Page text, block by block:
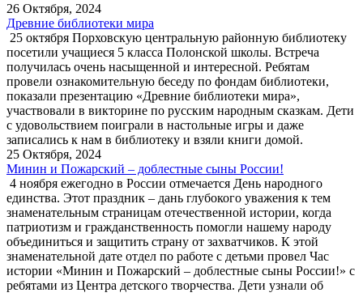
26 Октября, 2024
Древние библиотеки мира
25 октября Порховскую центральную районную библиотеку
посетили учащиеся 5 класса Полонской школы. Встреча
получилась очень насыщенной и интересной. Ребятам
провели ознакомительную беседу по фондам библиотеки,
показали презентацию «Древние библиотеки мира»,
участвовали в викторине по русским народным сказкам. Дети
с удовольствием поиграли в настольные игры и даже
записались к нам в библиотеку и взяли книги домой.
25 Октября, 2024
Минин и Пожарский – доблестные сыны России!
4 ноября ежегодно в России отмечается День народного
единства. Этот праздник – дань глубокого уважения к тем
знаменательным страницам отечественной истории, когда
патриотизм и гражданственность помогли нашему народу
объединиться и защитить страну от захватчиков. К этой
знаменательной дате отдел по работе с детьми провел Час
истории «Минин и Пожарский – доблестные сыны России!» с
ребятами из Центра детского творчества. Дети узнали об